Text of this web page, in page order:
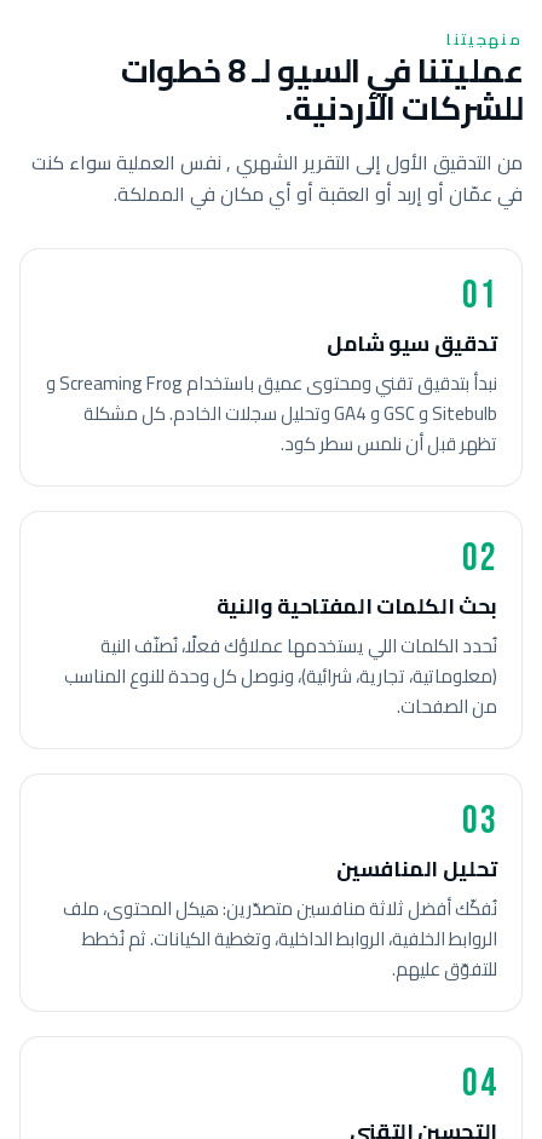
منهجيتنا
عمليتنا في السيو لـ 8 خطوات
للشركات الأردنية.
من التدقيق الأول إلى التقرير الشهري , نفس العملية سواء كنت
في عمّان أو إربد أو العقبة أو أي مكان في المملكة.
01
تدقيق سيو شامل
نبدأ بتدقيق تقني ومحتوى عميق باستخدام Screaming Frog و
Sitebulb و GSC و GA4 وتحليل سجلات الخادم. كل مشكلة
تظهر قبل أن نلمس سطر كود.
02
بحث الكلمات المفتاحية والنية
نُحدد الكلمات اللي يستخدمها عملاؤك فعلًا، نُصنّف النية
(معلوماتية، تجارية، شرائية)، ونوصل كل وحدة للنوع المناسب
من الصفحات.
03
تحليل المنافسين
نُفكّك أفضل ثلاثة منافسين متصدّرين: هيكل المحتوى، ملف
الروابط الخلفية، الروابط الداخلية، وتغطية الكيانات. ثم نُخطط
للتفوّق عليهم.
04